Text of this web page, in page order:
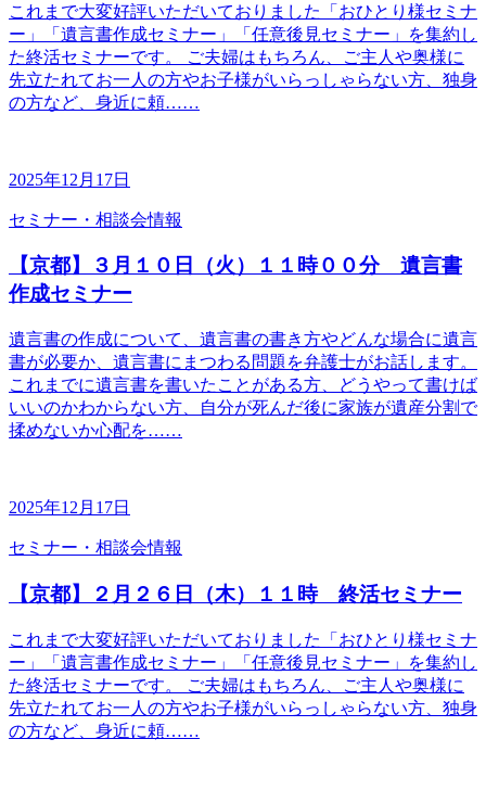
これまで大変好評いただいておりました「おひとり様セミナ
ー」「遺言書作成セミナー」「任意後見セミナー」を集約し
た終活セミナーです。 ご夫婦はもちろん、ご主人や奥様に
先立たれてお一人の方やお子様がいらっしゃらない方、独身
の方など、身近に頼……
2025年12月17日
セミナー・相談会情報
【京都】３月１０日（火）１１時００分 遺言書
作成セミナー
遺言書の作成について、遺言書の書き方やどんな場合に遺言
書が必要か、遺言書にまつわる問題を弁護士がお話します。
これまでに遺言書を書いたことがある方、どうやって書けば
いいのかわからない方、自分が死んだ後に家族が遺産分割で
揉めないか心配を……
2025年12月17日
セミナー・相談会情報
【京都】２月２６日（木）１１時 終活セミナー
これまで大変好評いただいておりました「おひとり様セミナ
ー」「遺言書作成セミナー」「任意後見セミナー」を集約し
た終活セミナーです。 ご夫婦はもちろん、ご主人や奥様に
先立たれてお一人の方やお子様がいらっしゃらない方、独身
の方など、身近に頼……